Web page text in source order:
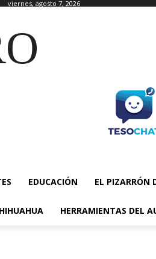
viernes, agosto 7, 2026
EDUCACIÓN EL PIZARRÓN
HERRAMIENTAS DEL